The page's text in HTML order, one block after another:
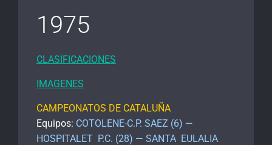
1975
CLASIFICACIONES
IMAGENES
CAMPEONATOS DE CATALUÑA
Equipos: COTOLENE-C.P. SAEZ (6) —
HOSPITALET P.C. (28) — SANTA EULALIA